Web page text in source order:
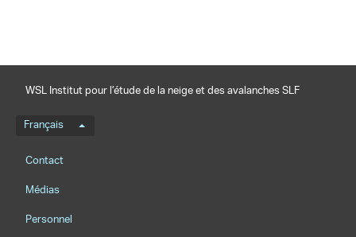
WSL Institut pour l’étude de la neige et des avalanches SLF
Menu de langue
Français
Footernavigation
Contact
Médias
Personnel